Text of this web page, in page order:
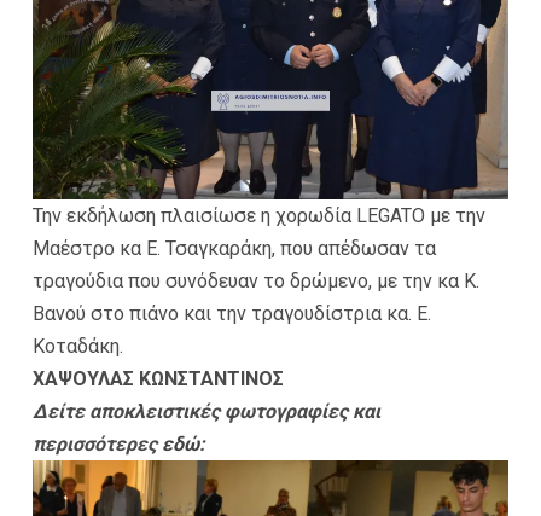
Την εκδήλωση πλαισίωσε η χορωδία LEGATO με την
Μαέστρο κα Ε. Τσαγκαράκη, που απέδωσαν τα
τραγούδια που συνόδευαν το δρώμενο, με την κα Κ.
Βανού στο πιάνο και την τραγουδίστρια κα. Ε.
Κοταδάκη.
ΧΑΨΟΥΛΑΣ ΚΩΝΣΤΑΝΤΙΝΟΣ
Δείτε αποκλειστικές φωτογραφίες και
περισσότερεςεδώ: